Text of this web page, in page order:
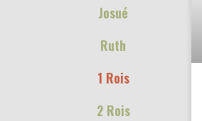
Josué
Ruth
1 Rois
2 Rois